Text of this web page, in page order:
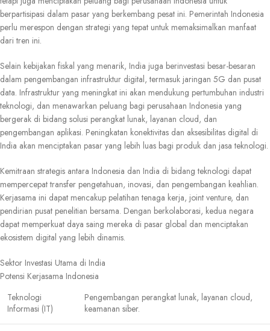
berpartisipasi dalam pasar yang berkembang pesat ini. Pemerintah Indonesia
perlu merespon dengan strategi yang tepat untuk memaksimalkan manfaat
dari tren ini.
Selain kebijakan fiskal yang menarik, India juga berinvestasi besar-besaran
dalam pengembangan infrastruktur digital, termasuk jaringan 5G dan pusat
data. Infrastruktur yang meningkat ini akan mendukung pertumbuhan industri
teknologi, dan menawarkan peluang bagi perusahaan Indonesia yang
bergerak di bidang solusi perangkat lunak, layanan cloud, dan
pengembangan aplikasi. Peningkatan konektivitas dan aksesibilitas digital di
India akan menciptakan pasar yang lebih luas bagi produk dan jasa teknologi.
Kemitraan strategis antara Indonesia dan India di bidang teknologi dapat
mempercepat transfer pengetahuan, inovasi, dan pengembangan keahlian.
Kerjasama ini dapat mencakup pelatihan tenaga kerja, joint venture, dan
pendirian pusat penelitian bersama. Dengan berkolaborasi, kedua negara
dapat memperkuat daya saing mereka di pasar global dan menciptakan
ekosistem digital yang lebih dinamis.
Sektor Investasi Utama di India
Potensi Kerjasama Indonesia
Teknologi
Informasi (IT)
Pengembangan perangkat lunak, layanan cloud,
keamanan siber.